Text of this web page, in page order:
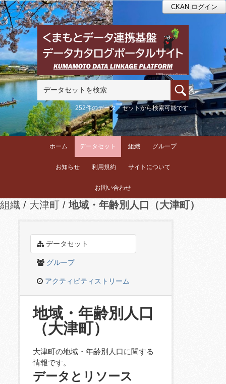
CKAN ログイン
252件のデータ・セットから検索可能です
ホーム データセット 組織 グループ
お知らせ 利用規約 サイトについて
お問い合わせ
組織 大津町 地域・年齢別人口（大津町）
データセット
グループ
アクティビティストリーム
地域・年齢別人口
（大津町）
大津町の地域・年齢別人口に関する
情報です。
データとリソース